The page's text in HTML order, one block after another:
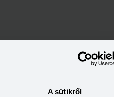
A sütikről